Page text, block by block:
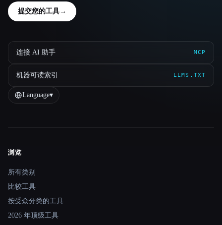
提交您的工具→
连接 AI 助手 MCP
机器可读索引 LLMS.TXT
Language▾
Site navigation
浏览
所有类别
比较工具
按受众分类的工具
2026 年顶级工具